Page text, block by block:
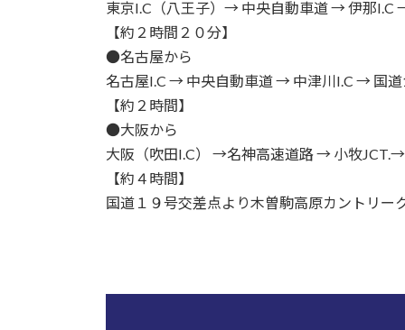
東京I.C（八王子）→ 中央自動車道 → 伊那
【約２時間２０分】
●名古屋から
名古屋I.C → 中央自動車道 → 中津川I.C → 国
【約２時間】
●大阪から
大阪（吹田I.C） →名神高速道路 → 小牧
【約４時間】
国道１９号交差点より木曽駒高原カントリー